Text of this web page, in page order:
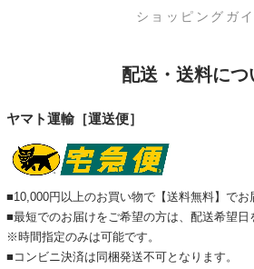
ショッピングガ
配送・送料につ
ヤマト運輸［運送便］
■10,000円以上のお買い物で【送料無料】でお
■最短でのお届けをご希望の方は、配送希望日
※時間指定のみは可能です。
■コンビニ決済は同梱発送不可となります。